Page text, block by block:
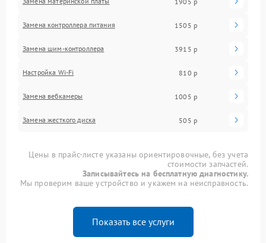
Замена контроллера питания 1505 р
Замена шим-контроллера 3915 р
Настройка Wi-Fi 810 р
Замена вебкамеры 1005 р
Замена жесткого диска 505 р
Цены в прайс-листе указаны ориентировочные, без учета
стоимости запчастей.
Записывайтесь на бесплатную диагностику.
Мы проверим ваше устройство и укажем на неисправность.
Показать все услуги